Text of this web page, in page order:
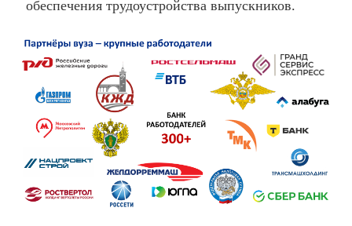
обеспечения трудоустройства выпускников.